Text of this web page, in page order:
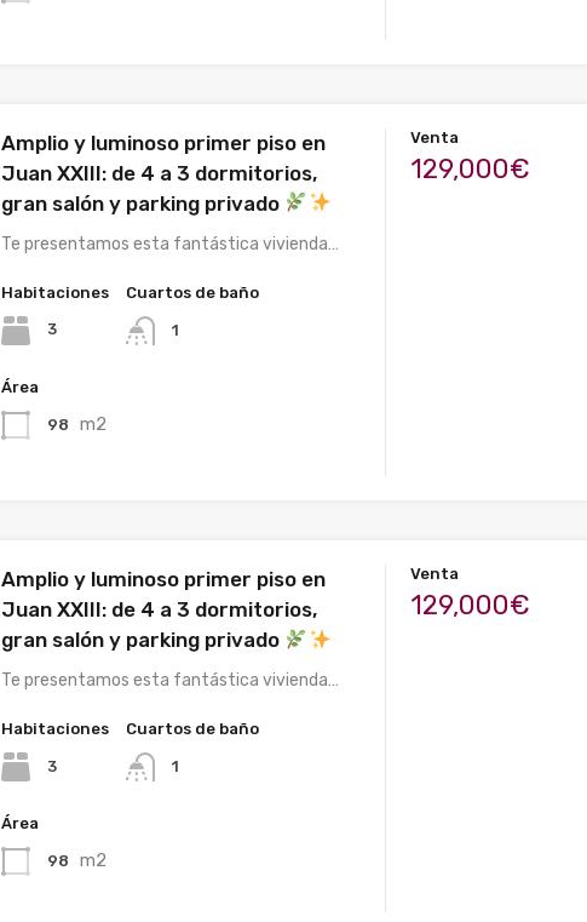
Amplio y luminoso primer piso en
Juan XXIII: de 4 a 3 dormitorios,
gran salón y parking privado
Te presentamos esta fantástica vivienda…
Habitaciones
3
Cuartos de baño
1
Área
98 m2
Venta
129,000€
Amplio y luminoso primer piso en
Juan XXIII: de 4 a 3 dormitorios,
gran salón y parking privado
Te presentamos esta fantástica vivienda…
Habitaciones
3
Cuartos de baño
1
Área
98 m2
Venta
129,000€